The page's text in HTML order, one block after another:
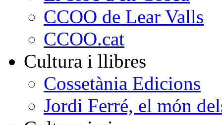
CCOO de Lear Valls
CCOO.cat
Cultura i llibres
Cossetània Edicions
Jordi Ferré, el món